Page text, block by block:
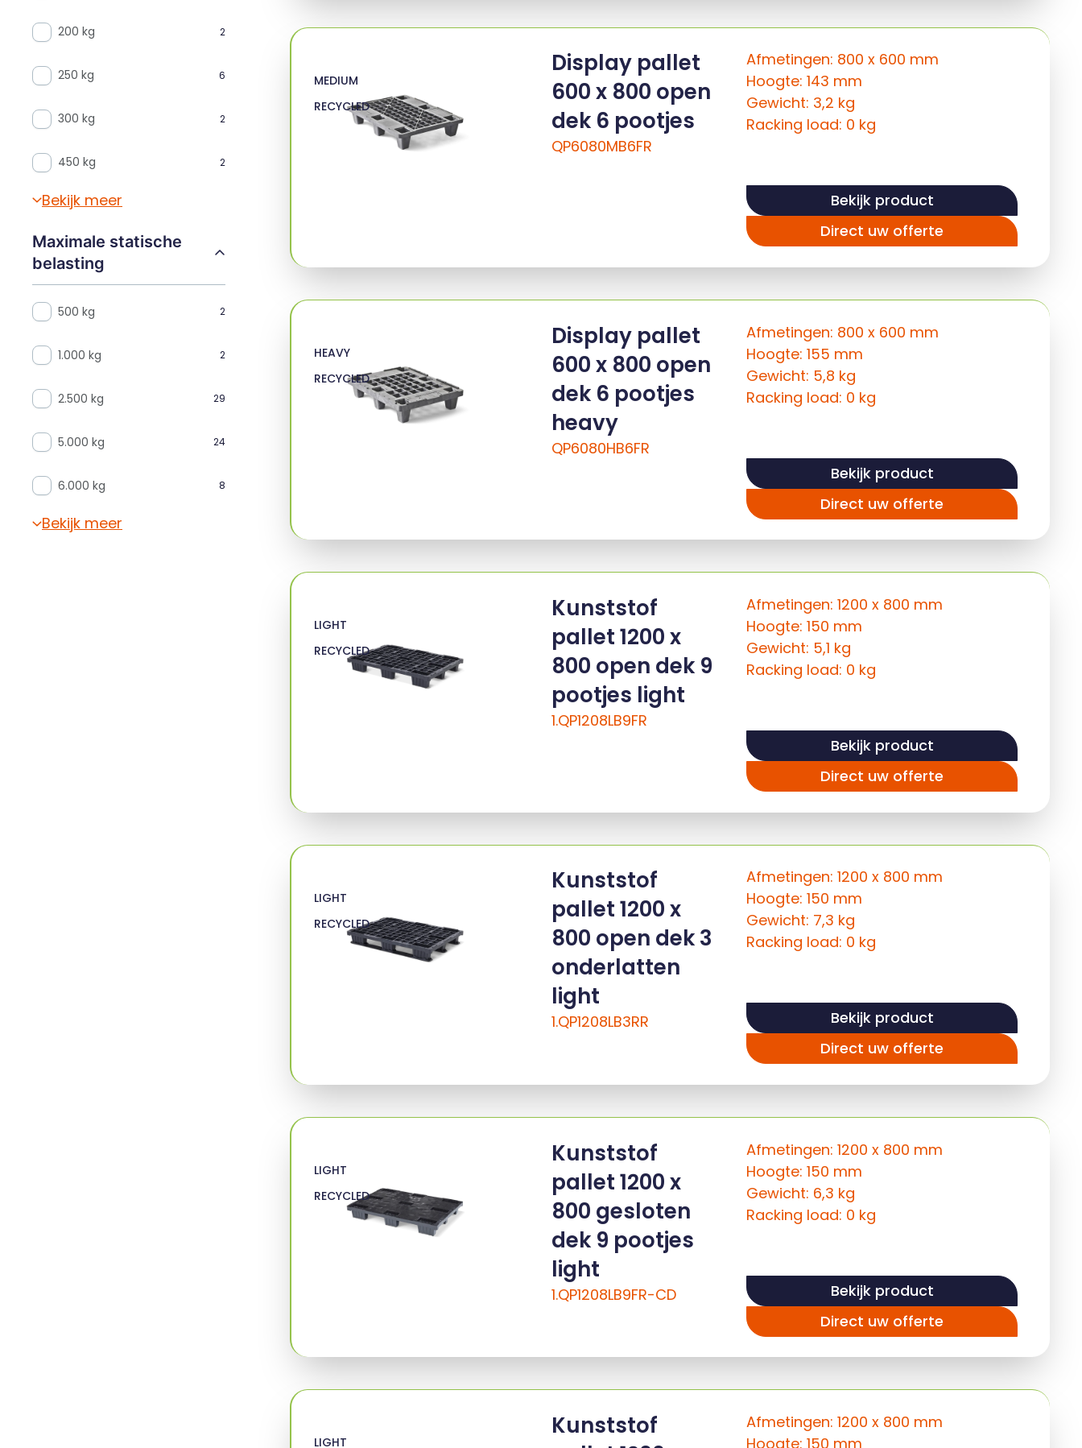
200 kg 2
250 kg 6
300 kg 2
450 kg 2
Bekijk meer
Maximale statische
belasting
500 kg 2
1.000 kg 2
2.500 kg 29
5.000 kg 24
6.000 kg 8
Bekijk meer
MEDIUM
RECYCLED
Display pallet
600 x 800 open
dek 6 pootjes
QP6080MB6FR
Afmetingen: 800 x 600 mm
Hoogte: 143 mm
Gewicht: 3,2 kg
Racking load: 0 kg
Bekijk product
Direct uw offerte
HEAVY
RECYCLED
Display pallet
600 x 800 open
dek 6 pootjes
heavy
QP6080HB6FR
Afmetingen: 800 x 600 mm
Hoogte: 155 mm
Gewicht: 5,8 kg
Racking load: 0 kg
Bekijk product
Direct uw offerte
LIGHT
RECYCLED
Kunststof
pallet 1200 x
800 open dek 9
pootjes light
1.QP1208LB9FR
Afmetingen: 1200 x 800 mm
Hoogte: 150 mm
Gewicht: 5,1 kg
Racking load: 0 kg
Bekijk product
Direct uw offerte
LIGHT
RECYCLED
Kunststof
pallet 1200 x
800 open dek 3
onderlatten
light
1.QP1208LB3RR
Afmetingen: 1200 x 800 mm
Hoogte: 150 mm
Gewicht: 7,3 kg
Racking load: 0 kg
Bekijk product
Direct uw offerte
LIGHT
RECYCLED
Kunststof
pallet 1200 x
800 gesloten
dek 9 pootjes
light
1.QP1208LB9FR-CD
Afmetingen: 1200 x 800 mm
Hoogte: 150 mm
Gewicht: 6,3 kg
Racking load: 0 kg
Bekijk product
Direct uw offerte
LIGHT
Kunststof
Afmetingen: 1200 x 800 mm
Hoogte: 150 mm